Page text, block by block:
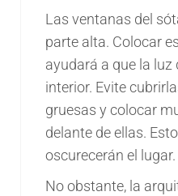
Las ventanas del
parte alta. Colocar
ayudará a que la luz
interior. Evite
gruesas y colocar
delante de ellas.
oscurecerán el lugar.
No obstante, la